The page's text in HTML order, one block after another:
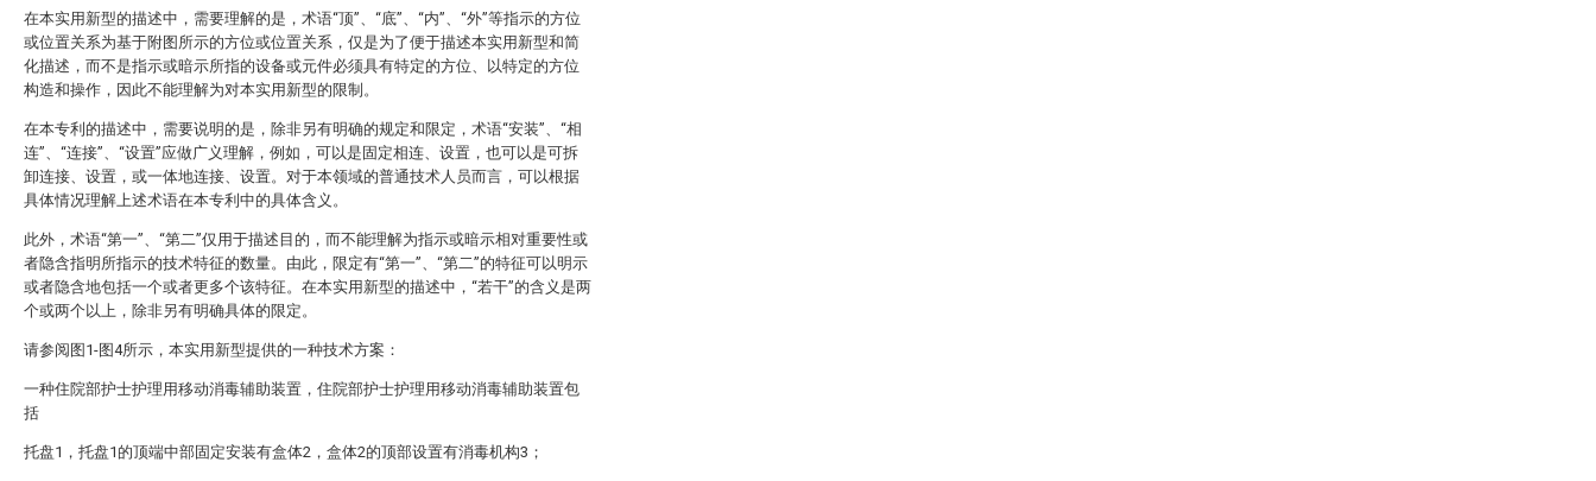
在本实用新型的描述中，需要理解的是，术语“顶”、“底”、“内”、“外”等指示的方位
或位置关系为基于附图所示的方位或位置关系，仅是为了便于描述本实用新型和简
化描述，而不是指示或暗示所指的设备或元件必须具有特定的方位、以特定的方位
构造和操作，因此不能理解为对本实用新型的限制。
在本专利的描述中，需要说明的是，除非另有明确的规定和限定，术语“安装”、“相
连”、“连接”、“设置”应做广义理解，例如，可以是固定相连、设置，也可以是可拆
卸连接、设置，或一体地连接、设置。对于本领域的普通技术人员而言，可以根据
具体情况理解上述术语在本专利中的具体含义。
此外，术语“第一”、“第二”仅用于描述目的，而不能理解为指示或暗示相对重要性或
者隐含指明所指示的技术特征的数量。由此，限定有“第一”、“第二”的特征可以明示
或者隐含地包括一个或者更多个该特征。在本实用新型的描述中，“若干”的含义是两
个或两个以上，除非另有明确具体的限定。
请参阅图1-图4所示，本实用新型提供的一种技术方案：
一种住院部护士护理用移动消毒辅助装置，住院部护士护理用移动消毒辅助装置包
括
托盘1，托盘1的顶端中部固定安装有盒体2，盒体2的顶部设置有消毒机构3；